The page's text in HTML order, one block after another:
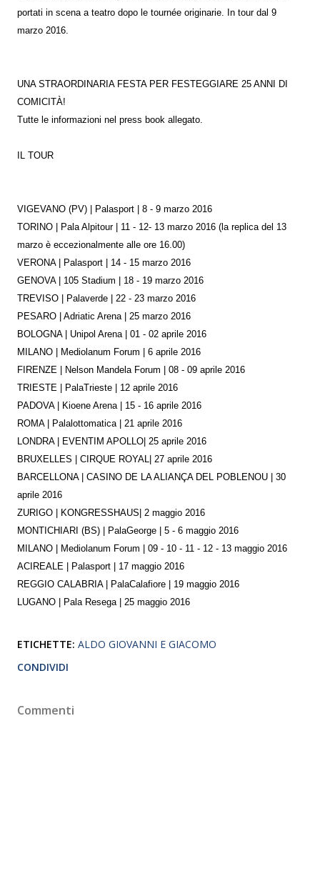
portati in scena a teatro dopo le tournée originarie. In tour dal 9
marzo 2016.
UNA STRAORDINARIA FESTA PER FESTEGGIARE 25 ANNI DI
COMICITÀ!
Tutte le informazioni nel press book allegato.
IL TOUR
VIGEVANO (PV) | Palasport | 8 - 9 marzo 2016
TORINO | Pala Alpitour | 11 - 12- 13 marzo 2016 (la replica del 13
marzo è eccezionalmente alle ore 16.00)
VERONA | Palasport | 14 - 15 marzo 2016
GENOVA | 105 Stadium | 18 - 19 marzo 2016
TREVISO | Palaverde | 22 - 23 marzo 2016
PESARO | Adriatic Arena | 25 marzo 2016
BOLOGNA | Unipol Arena | 01 - 02 aprile 2016
MILANO | Mediolanum Forum | 6 aprile 2016
FIRENZE | Nelson Mandela Forum | 08 - 09 aprile 2016
TRIESTE | PalaTrieste | 12 aprile 2016
PADOVA | Kioene Arena | 15 - 16 aprile 2016
ROMA | Palalottomatica | 21 aprile 2016
LONDRA | EVENTIM APOLLO| 25 aprile 2016
BRUXELLES | CIRQUE ROYAL| 27 aprile 2016
BARCELLONA | CASINO DE LA ALIANÇA DEL POBLENOU | 30
aprile 2016
ZURIGO | KONGRESSHAUS| 2 maggio 2016
MONTICHIARI (BS) | PalaGeorge | 5 - 6 maggio 2016
MILANO | Mediolanum Forum | 09 - 10 - 11 - 12 - 13 maggio 2016
ACIREALE | Palasport | 17 maggio 2016
REGGIO CALABRIA | PalaCalafiore | 19 maggio 2016
LUGANO | Pala Resega | 25 maggio 2016
ETICHETTE: ALDO GIOVANNI E GIACOMO
CONDIVIDI
Commenti